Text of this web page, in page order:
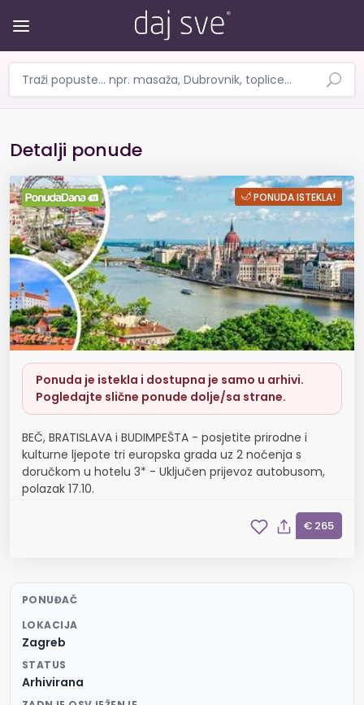
Detalji ponude
BEČ, BRATISLAVA i PONUDA ISTEKLA!
Ponuda je istekla i dostupna je samo u arhivi.
Pogledajte slične ponude dolje/sa strane.
BEČ, BRATISLAVA i BUDIMPEŠTA - posjetite prirodne i
kulturne ljepote tri europska grada uz 2 noćenja s
doručkom u hotelu 3* - Uključen prijevoz autobusom,
polazak 17.10.
€ 265
PONUĐAČ
LOKACIJA
Zagreb
STATUS
Arhivirana